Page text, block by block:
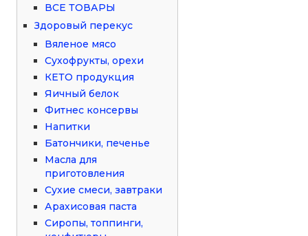
ВСЕ ТОВАРЫ
Здоровый перекус
Вяленое мясо
Сухофрукты, орехи
КЕТО продукция
Яичный белок
Фитнес консервы
Напитки
Батончики, печенье
Масла для
приготовления
Сухие смеси, завтраки
Арахисовая паста
Сиропы, топпинги,